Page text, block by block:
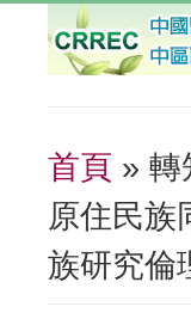
您在這裡
首頁 » 轉
原住民族
族研究倫